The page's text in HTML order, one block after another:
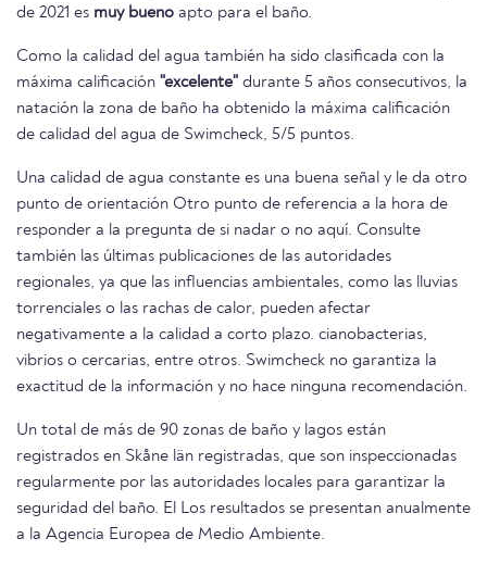
de 2021 es muy bueno apto para el baño.
Como la calidad del agua también ha sido clasificada con la
máxima calificación "excelente" durante 5 años consecutivos, la
natación la zona de baño ha obtenido la máxima calificación
de calidad del agua de Swimcheck, 5/5 puntos.
Una calidad de agua constante es una buena señal y le da otro
punto de orientación Otro punto de referencia a la hora de
responder a la pregunta de si nadar o no aquí. Consulte
también las últimas publicaciones de las autoridades
regionales, ya que las influencias ambientales, como las lluvias
torrenciales o las rachas de calor, pueden afectar
negativamente a la calidad a corto plazo. cianobacterias,
vibrios o cercarias, entre otros. Swimcheck no garantiza la
exactitud de la información y no hace ninguna recomendación.
Un total de más de 90 zonas de baño y lagos están
registrados en Skåne län registradas, que son inspeccionadas
regularmente por las autoridades locales para garantizar la
seguridad del baño. El Los resultados se presentan anualmente
a la Agencia Europea de Medio Ambiente.